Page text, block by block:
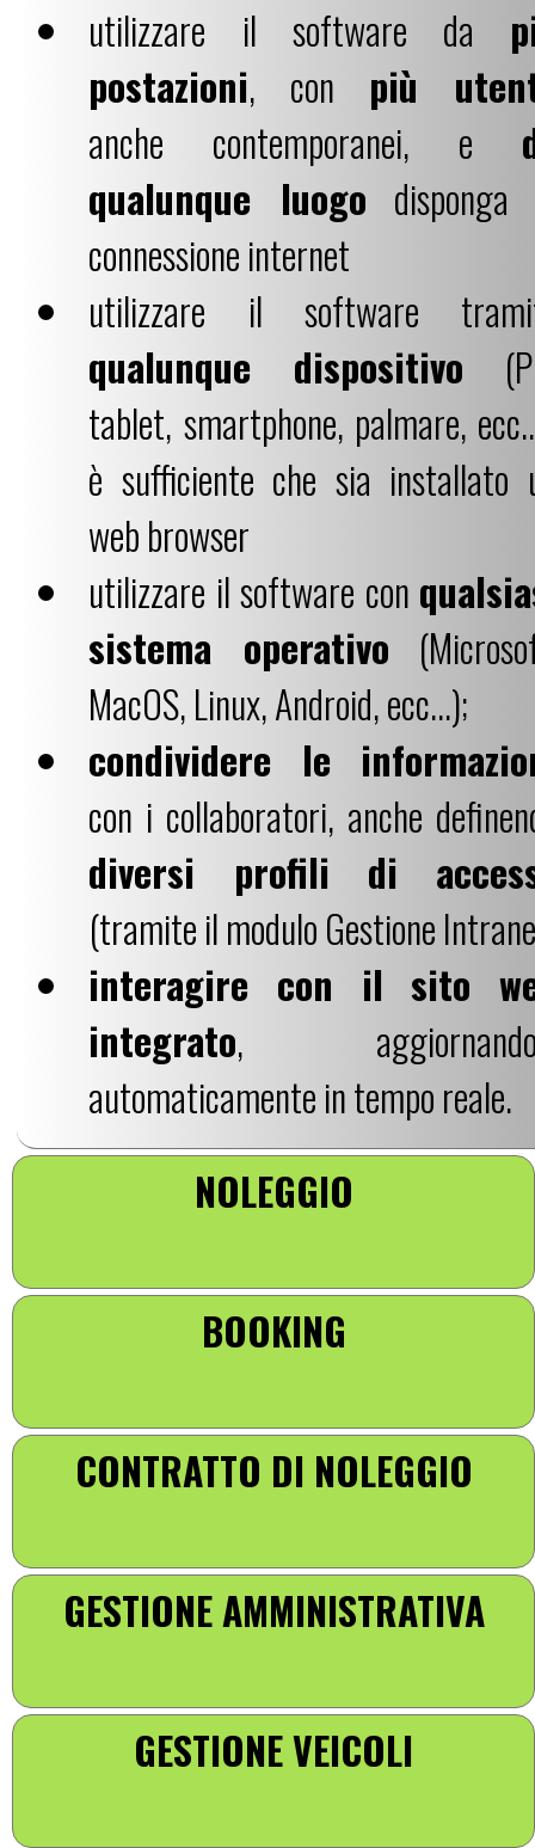
utilizzare il software da
postazioni, con più
anche contemporanei, e
qualunque luogo
connessione internet
utilizzare il software
qualunque dispositivo
tablet, smartphone, palmare,
è sufficiente che sia installato
web browser
utilizzare il software con
sistema operativo
MacOS, Linux, Android, ecc...);
condividere le
con i collaboratori, anche
diversi profili di
(tramite il modulo Gestione
interagire con il sito
integrato,
automaticamente in tempo reale.
NOLEGGIO
BOOKING
CONTRATTO DI NOLEGGIO
GESTIONE AMMINISTRATIVA
GESTIONE VEICOLI